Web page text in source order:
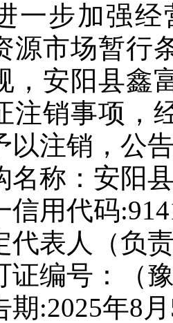
步加强经
源市场暂
，安阳县鑫
注销事项，
以注销，公
：安阳县
代码
表人（负责
号：（豫
年8月